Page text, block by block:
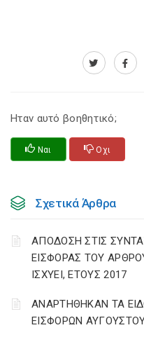
Ηταν αυτό βοηθητικό;
Ναι Οχι
Σχετικά Άρθρα
ΑΠΟΔΟΣΗ ΣΤΙΣ
ΕΙΣΦΟΡΑΣ ΤΟΥ
ΙΣΧΥΕΙ, ΕΤΟΥΣ 2017
ΑΝΑΡΤΗΘΗΚΑΝ ΤΑ
ΕΙΣΦΟΡΩΝ